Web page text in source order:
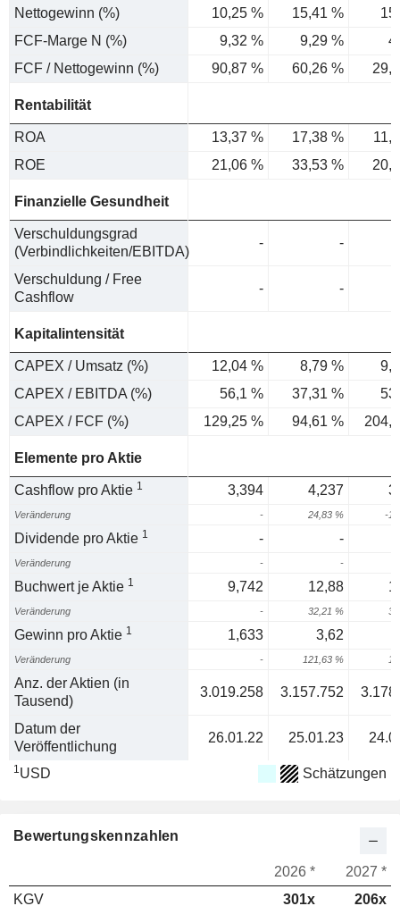
Nettogewinn (%)
10,25 % 15,41 %
FCF-Marge N (%)
9,32 % 9,29 %
FCF / Nettogewinn (%)
90,87 % 60,26 %
Rentabilität
ROA 13,37 % 17,38 %
ROE
21,06 % 33,53 %
Finanzielle Gesundheit
Verschuldungsgrad
(Verbindlichkeiten/EBITDA)
- -
Verschuldung / Free
Cashflow
- -
Kapitalintensität
CAPEX / Umsatz (%) 12,04 % 8,79 %
CAPEX / EBITDA (%)
56,1 % 37,31 %
CAPEX / FCF (%)
129,25 % 94,61 %
Elemente pro Aktie
Cashflow pro Aktie 1 3,394 4,237
Veränderung - 24,83 % -
Dividende pro Aktie 1 - -
Veränderung - -
Buchwert je Aktie 1 9,742 12,88
Veränderung - 32,21 %
Gewinn pro Aktie 1 1,633 3,62
Veränderung - 121,63 %
Anz. der Aktien (in
Tausend)
3.019.258 3.157.752
Datum der
Veröffentlichung
26.01.22 25.01.23
1USD Schätzungen
Bewertungskennzahlen
2026 *
2027 *
KGV
301x 206x